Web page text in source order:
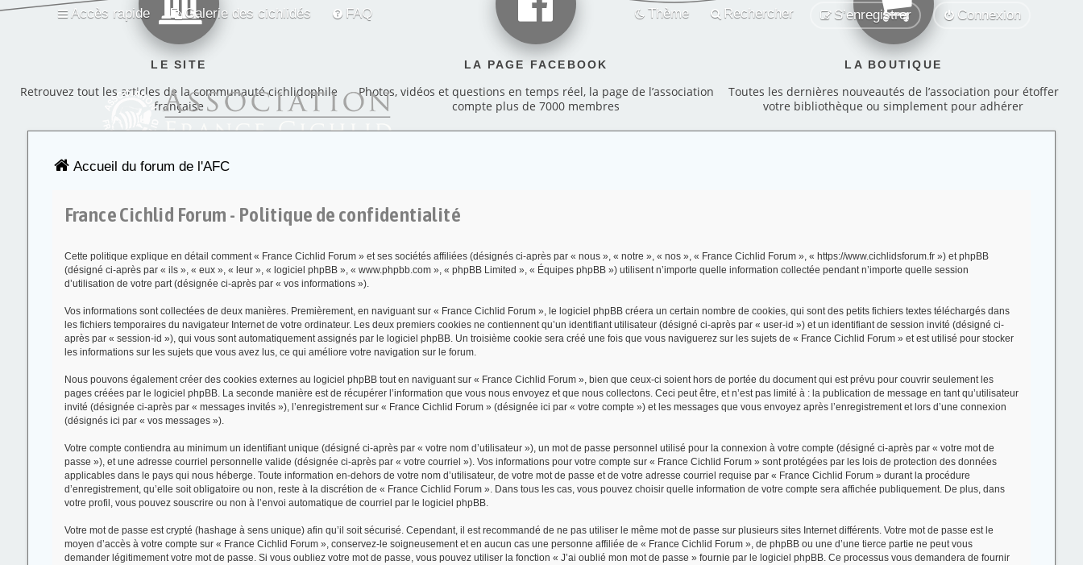
Accès rapide Galerie des cichlidés FAQ Connexion
S’enregistrer
Rechercher
Thème
LE SITE
Retrouvez tout les articles de la communauté cichlidophile
française
LA PAGE FACEBOOK
Photos, vidéos et questions en temps réel, la page de l’association
compte plus de 7000 membres
LA BOUTIQUE
Toutes les dernières nouveautés de l’association pour étoffer
votre bibliothèque ou simplement pour adhérer
Accueil du forum de l'AFC
France Cichlid Forum - Politique de confidentialité
Cette politique explique en détail comment « France Cichlid Forum » et ses sociétés affiliées (désignés ci-après par « nous », « notre », « nos », « France Cichlid Forum », « https://www.cichlidsforum.fr ») et phpBB
(désigné ci-après par « ils », « eux », « leur », « logiciel phpBB », « www.phpbb.com », « phpBB Limited », « Équipes phpBB ») utilisent n’importe quelle information collectée pendant n’importe quelle session
d’utilisation de votre part (désignée ci-après par « vos informations »).
Vos informations sont collectées de deux manières. Premièrement, en naviguant sur « France Cichlid Forum », le logiciel phpBB créera un certain nombre de cookies, qui sont des petits fichiers textes téléchargés dans
les fichiers temporaires du navigateur Internet de votre ordinateur. Les deux premiers cookies ne contiennent qu’un identifiant utilisateur (désigné ci-après par « user-id ») et un identifiant de session invité (désigné ci-
après par « session-id »), qui vous sont automatiquement assignés par le logiciel phpBB. Un troisième cookie sera créé une fois que vous naviguerez sur les sujets de « France Cichlid Forum » et est utilisé pour stocker
les informations sur les sujets que vous avez lus, ce qui améliore votre navigation sur le forum.
Nous pouvons également créer des cookies externes au logiciel phpBB tout en naviguant sur « France Cichlid Forum », bien que ceux-ci soient hors de portée du document qui est prévu pour couvrir seulement les
pages créées par le logiciel phpBB. La seconde manière est de récupérer l’information que vous nous envoyez et que nous collectons. Ceci peut être, et n’est pas limité à : la publication de message en tant qu’utilisateur
invité (désignée ci-après par « messages invités »), l’enregistrement sur « France Cichlid Forum » (désignée ici par « votre compte ») et les messages que vous envoyez après l’enregistrement et lors d’une connexion
(désignés ici par « vos messages »).
Votre compte contiendra au minimum un identifiant unique (désigné ci-après par « votre nom d’utilisateur »), un mot de passe personnel utilisé pour la connexion à votre compte (désigné ci-après par « votre mot de
passe »), et une adresse courriel personnelle valide (désignée ci-après par « votre courriel »). Vos informations pour votre compte sur « France Cichlid Forum » sont protégées par les lois de protection des données
applicables dans le pays qui nous héberge. Toute information en-dehors de votre nom d’utilisateur, de votre mot de passe et de votre adresse courriel requise par « France Cichlid Forum » durant la procédure
d’enregistrement, qu’elle soit obligatoire ou non, reste à la discrétion de « France Cichlid Forum ». Dans tous les cas, vous pouvez choisir quelle information de votre compte sera affichée publiquement. De plus, dans
votre profil, vous pouvez souscrire ou non à l’envoi automatique de courriel par le logiciel phpBB.
Votre mot de passe est crypté (hashage à sens unique) afin qu’il soit sécurisé. Cependant, il est recommandé de ne pas utiliser le même mot de passe sur plusieurs sites Internet différents. Votre mot de passe est le
moyen d’accès à votre compte sur « France Cichlid Forum », conservez-le soigneusement et en aucun cas une personne affiliée de « France Cichlid Forum », de phpBB ou une d’une tierce partie ne peut vous
demander légitimement votre mot de passe. Si vous oubliez votre mot de passe, vous pouvez utiliser la fonction « J’ai oublié mon mot de passe » fournie par le logiciel phpBB. Ce processus vous demandera de fournir